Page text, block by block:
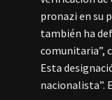
pronazi en su
también ha
comunitaria”,
Esta
nacionalista”.